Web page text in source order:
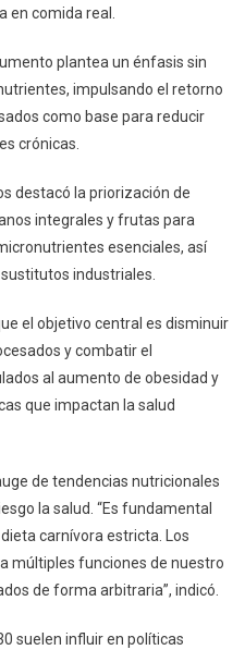
Matos
A
Volver
A
La
Real”
comida real.
plantea un énfasis sin
impulsando el retorno
como base para reducir
crónicas.
destacó la priorización de
integrales y frutas para
esenciales, así
industriales.
el objetivo central es disminuir
y combatir el
al aumento de obesidad y
que impactan la salud
de tendencias nutricionales
la salud. “Es fundamental
carnívora estricta. Los
múltiples funciones de nuestro
de forma arbitraria”, indicó.
suelen influir en políticas